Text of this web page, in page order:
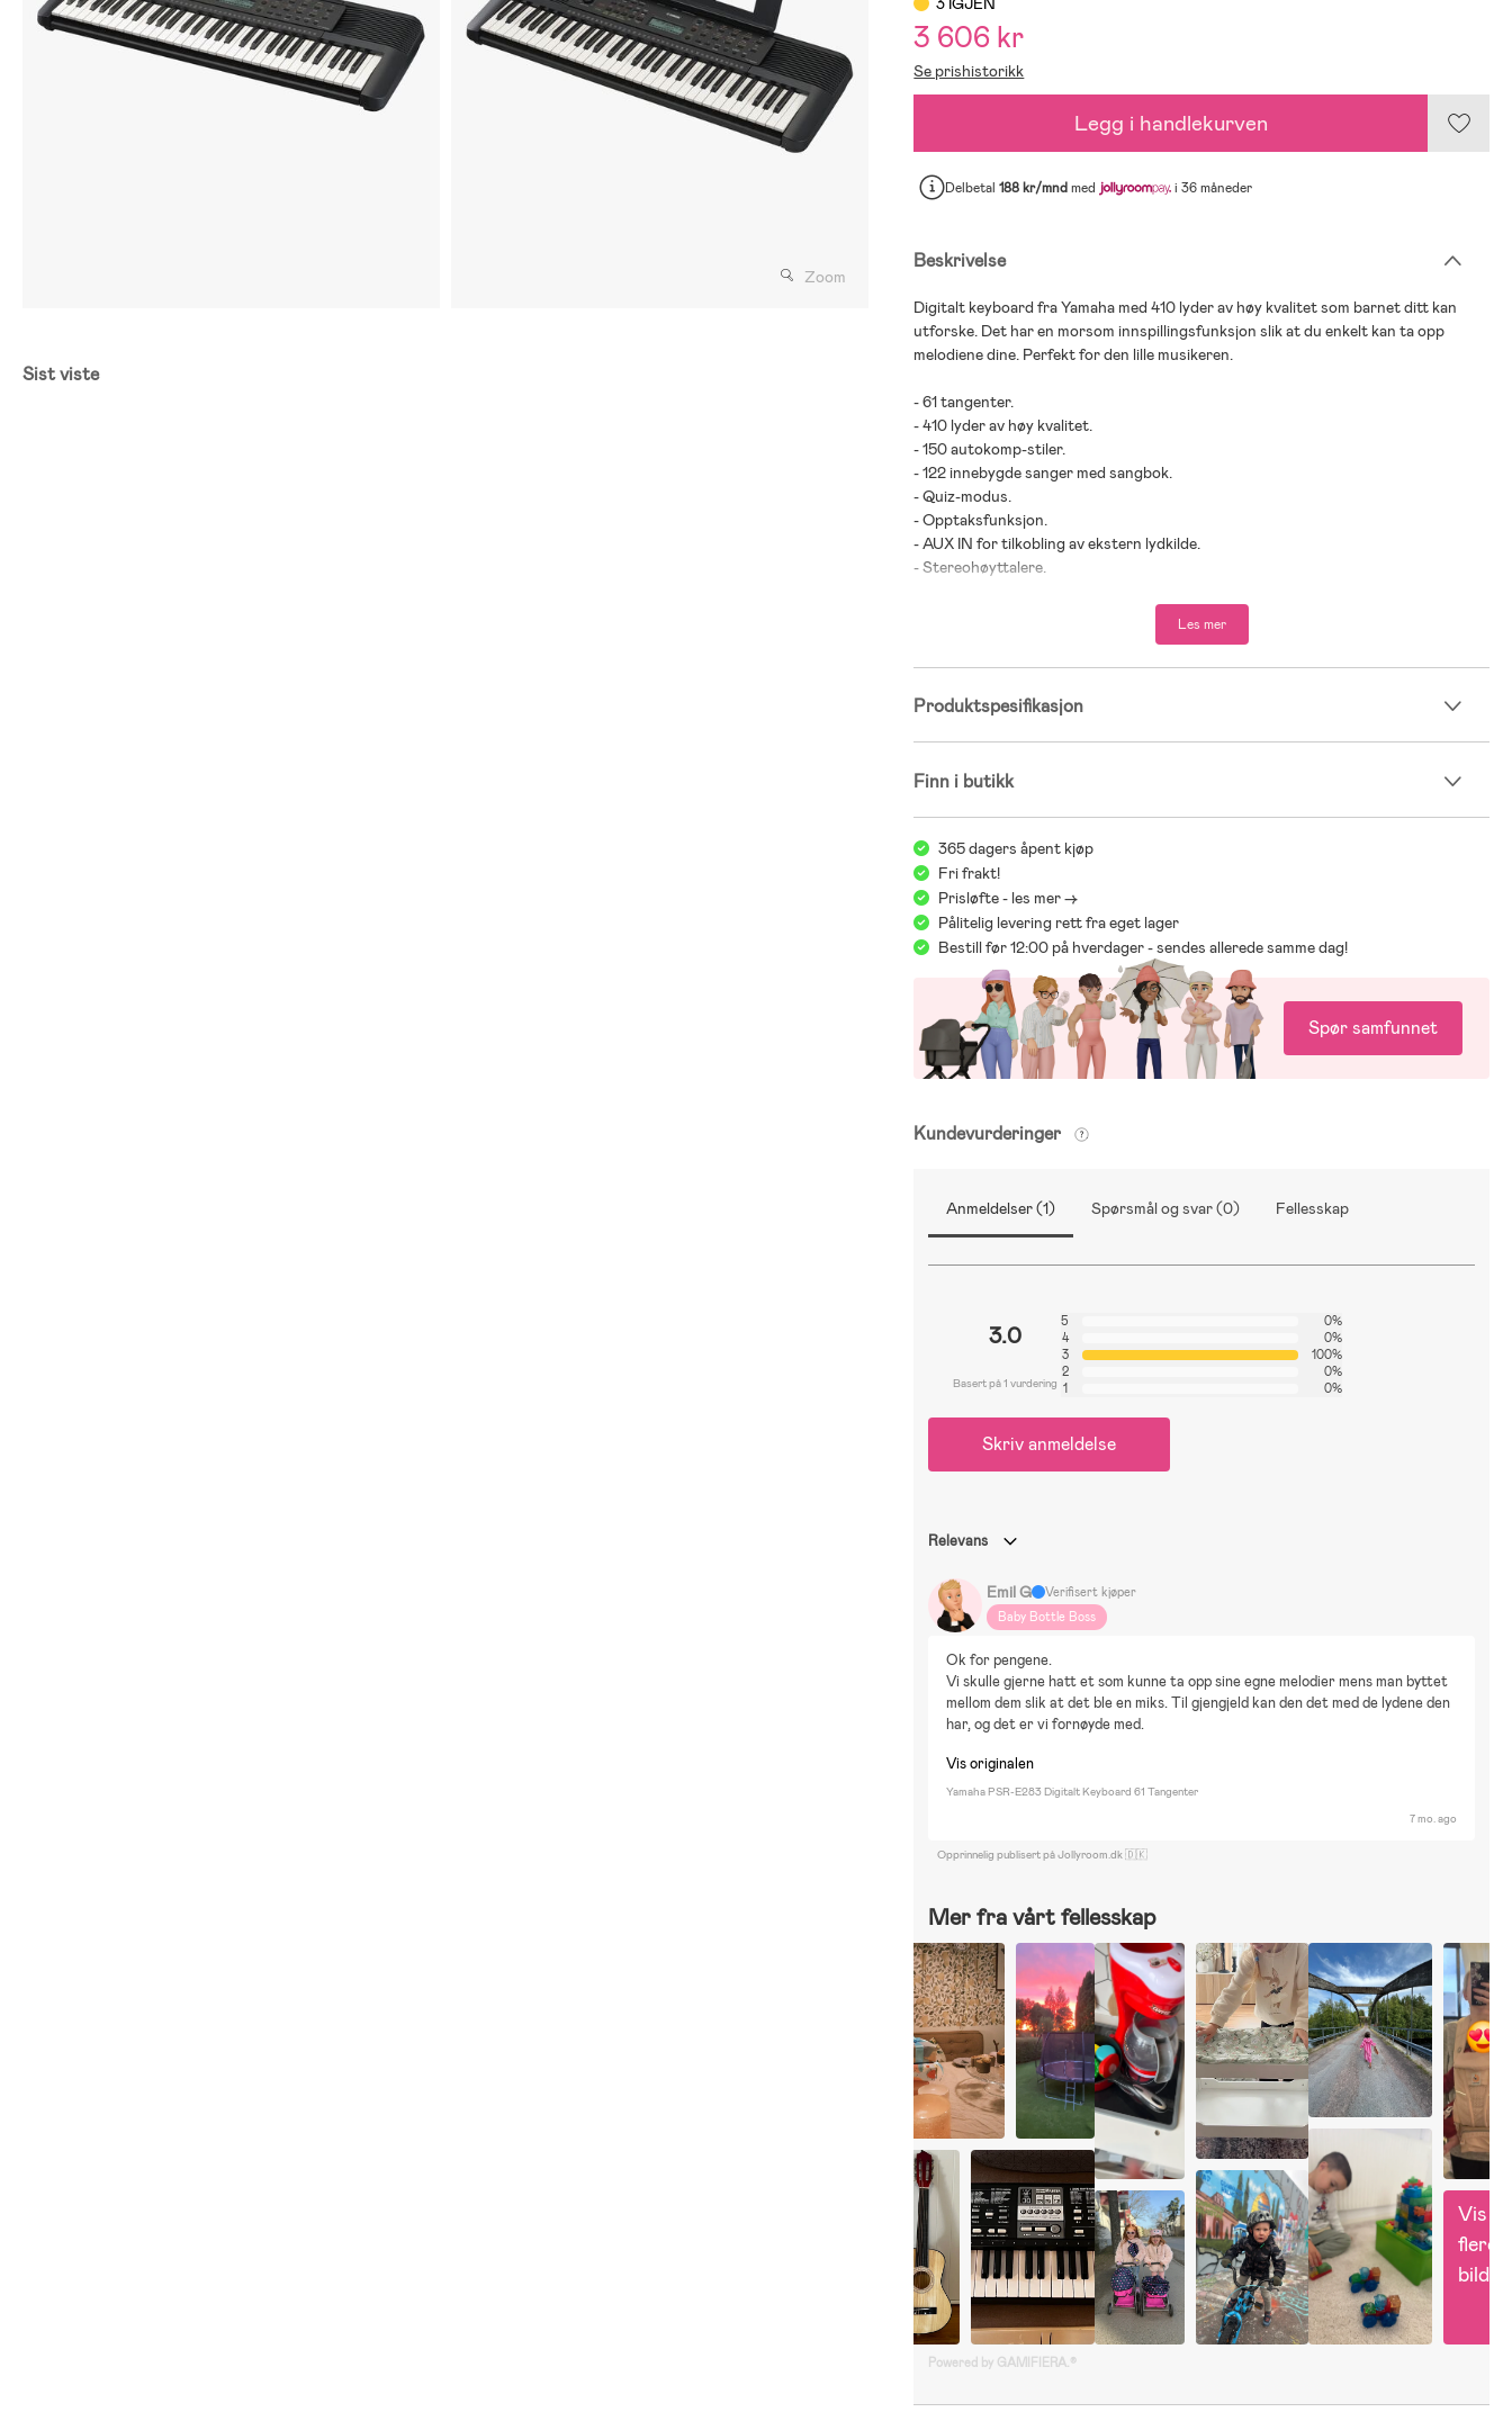
Zoom
Sist viste
3 606 kr
Se prishistorikk
Legg i handlekurven
Delbetal188 kr/mnd med i 36 måneder
Beskrivelse
Digitalt keyboard fra Yamaha med 410 lyder av høy kvalitet som barnet ditt kan
utforske. Det har en morsom innspillingsfunksjon slik at du enkelt kan ta opp
melodiene dine. Perfekt for den lille musikeren.
- 61 tangenter.
- 410 lyder av høy kvalitet.
- 150 autokomp-stiler.
- 122 innebygde sanger med sangbok.
- Quiz-modus.
- Opptaksfunksjon.
- AUX IN for tilkobling av ekstern lydkilde.
- Stereohøyttalere.
Les mer
Produktspesifikasjon
Finn i butikk
365 dagers åpent kjøp
Fri frakt!
Prisløfte - les mer ->
Pålitelig levering rett fra eget lager
Bestill før 12:00 på hverdager - sendes allerede samme dag!
Spør samfunnet
Kundevurderinger
Anmeldelser (1) Spørsmål og svar (0) Fellesskap
3.0
Basert på 1 vurdering
5
0%
4
0%
3
100%
2
0%
1
0%
Skriv anmeldelse
Relevans
Emil G
Verifisert kjøper
Baby Bottle Boss
Ok for pengene.
Vi skulle gjerne hatt et som kunne ta opp sine egne melodier mens man byttet
mellom dem slik at det ble en miks. Til gjengjeld kan den det med de lydene den
har, og det er vi fornøyde med.
Vis originalen
Yamaha PSR-E283 Digitalt Keyboard 61 Tangenter
7 mo. ago
Opprinnelig publisert på Jollyroom.dk 🇩🇰
Mer fra vårt fellesskap
Vis
flere
bilder
Powered by GAMIFIERA.®